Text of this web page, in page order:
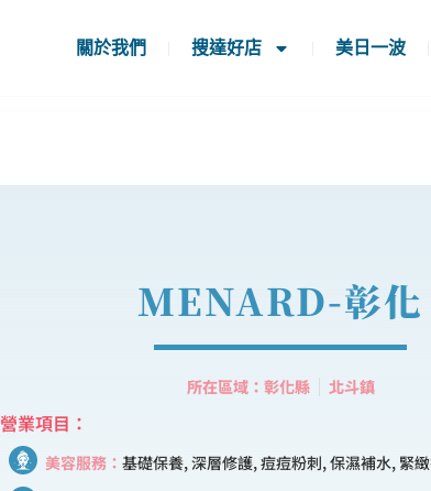
關於我們 搜達好店 美日一波
MENARD-彰化
所在區域：彰化縣 北斗鎮
營業項目：
美容服務： 基礎保養, 深層修護, 痘痘粉刺, 保濕補水, 緊